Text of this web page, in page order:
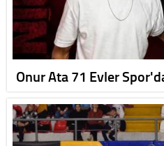
Onur Ata 71 Evler